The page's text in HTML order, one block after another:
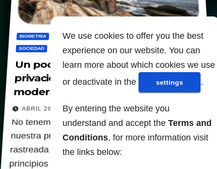
We use cookies to offer you the best
experience on our website. You can
learn more about which cookies we use
or deactivate in the
settings .
By entering the website you
understand and accept the Terms and
Conditions, for more information visit
the links below:
BIOMETRIA DIGITALIZACION MUNDO PANOPTICO PRIVACIDAD
SOCIEDAD
Un poco de esperanza para la
privacidad digital en la era
moderna
ABRIL 28, 2026
No tenemos que aceptar un mundo donde
nuestra privacidad sea una mercancía digital
rastreada por el Estado y las corporaciones. A
principios de 2026, el estado de Idaho promulgó